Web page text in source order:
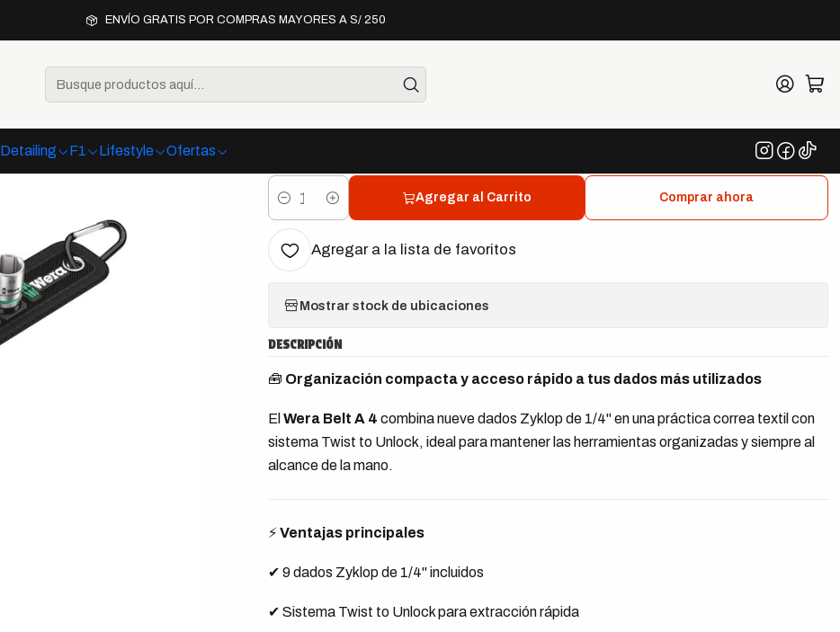
Detailing F1 Lifestyle Ofertas
ENVÍO GRATIS POR COMPRAS MAYORES A S/ 250
Herramientas Dados Wera Belt A 4 Juego de Dados Zyklop 1/4" 9 Piezas
Wera Belt A 4 Juego de Dados
Zyklop 1/4" 9 Piezas
Cantidad
Agregar al Carrito Comprar ahora
Agregar a la lista de favoritos
Mostrar stock de ubicaciones
DESCRIPCIÓN
🧰 Organización compacta y acceso rápido a tus dados más utilizados
El Wera Belt A 4 combina nueve dados Zyklop de 1/4" en una práctica correa textil con
sistema Twist to Unlock, ideal para mantener las herramientas organizadas y siempre al
alcance de la mano.
⚡Ventajas principales
✔ 9 dados Zyklop de 1/4" incluidos
✔ Sistema Twist to Unlock para extracción rápida